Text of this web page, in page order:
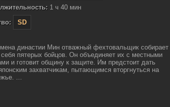
1 ч 40 мин
SD
династии Мин отважный фехтовальщик собирает
себя пятерых бойцов. Он объединяет их с местными
и готовит общину к защите. Им предстоит дать
захватчикам, пытающимся вторгнуться на
...